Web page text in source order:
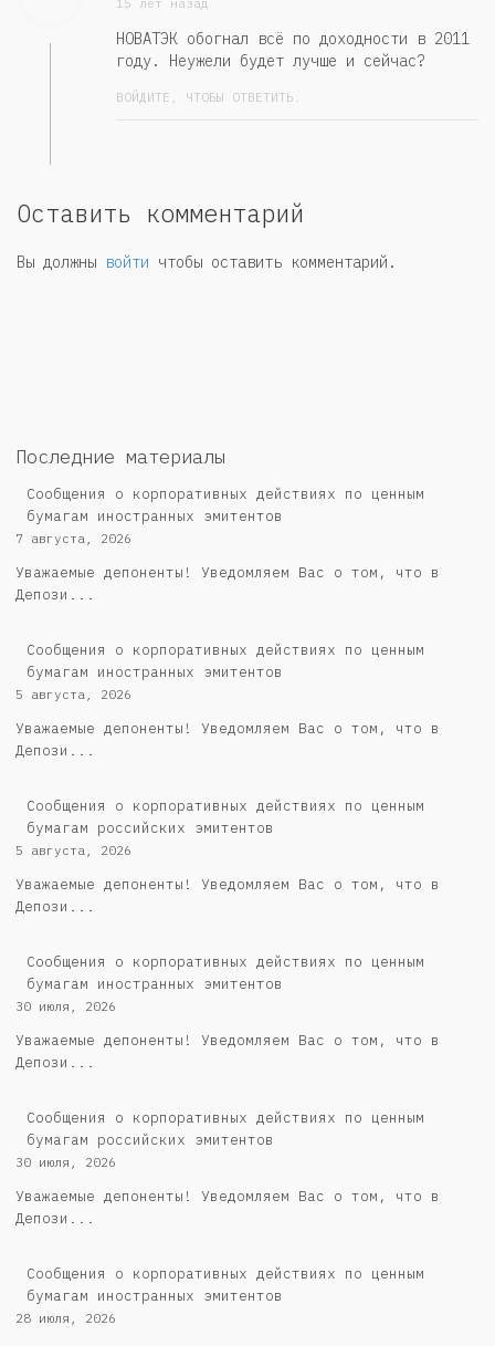
15 лет назад
НОВАТЭК обогнал всё по доходности в 2011
году. Неужели будет лучше и сейчас?
ВОЙДИТЕ, ЧТОБЫ ОТВЕТИТЬ.
Оставить комментарий
Вы должны войти чтобы оставить комментарий.
Последние материалы
Сообщения о корпоративных действиях по ценным
бумагам иностранных эмитентов
7 августа, 2026
Уважаемые депоненты! Уведомляем Вас о том, что в
Депози...
Сообщения о корпоративных действиях по ценным
бумагам иностранных эмитентов
5 августа, 2026
Уважаемые депоненты! Уведомляем Вас о том, что в
Депози...
Cообщения о корпоративных действиях по ценным
бумагам российских эмитентов
5 августа, 2026
Уважаемые депоненты! Уведомляем Вас о том, что в
Депози...
Сообщения о корпоративных действиях по ценным
бумагам иностранных эмитентов
30 июля, 2026
Уважаемые депоненты! Уведомляем Вас о том, что в
Депози...
Cообщения о корпоративных действиях по ценным
бумагам российских эмитентов
30 июля, 2026
Уважаемые депоненты! Уведомляем Вас о том, что в
Депози...
Сообщения о корпоративных действиях по ценным
бумагам иностранных эмитентов
28 июля, 2026